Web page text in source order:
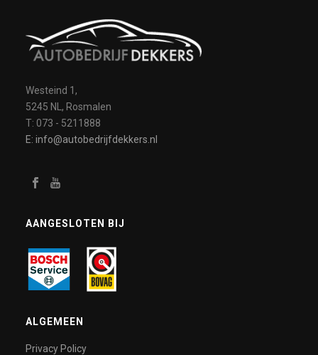
Westeind 1,
5245 NL, Rosmalen
T: 073 - 5211888
E: info@autobedrijfdekkers.nl
AANGESLOTEN BIJ
ALGEMEEN
Privacy Policy